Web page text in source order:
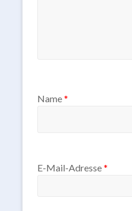
Name*
E-Mail-Adresse*